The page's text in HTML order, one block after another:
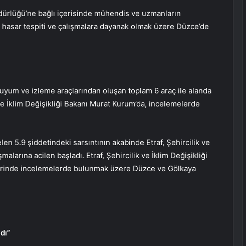
bağlı içerisinde mühendis ve uzmanların
tespiti ve çalışmalara dayanak olmak üzere Düzce’de
ve izleme araçlarından oluşan toplam 6 araç ile alanda
Değişikliği Bakanı Murat Kurum’da, incelemelerde
5.9 şiddetindeki sarsıntının akabinde Etraf, Şehircilik ve
acilen başladı. Etraf, Şehircilik ve İklim Değişikliği
incelemelerde bulunmak üzere Düzce ve Gölkaya